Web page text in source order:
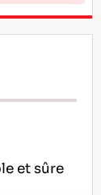
et sûre